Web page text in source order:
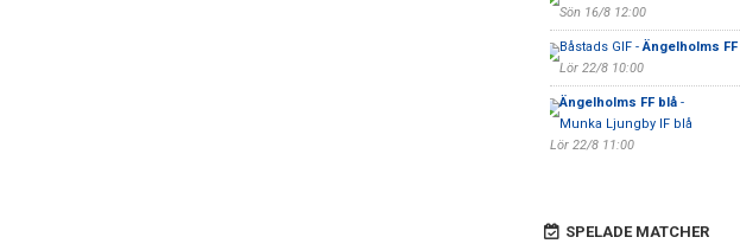
Sön 16/8 12:00
Båstads GIF -Ängelholms
Lör 22/8 10:00
Ängelholms FF blå-
Munka Ljungby IF blå
Lör 22/8 11:00
SPELADE MATCHER